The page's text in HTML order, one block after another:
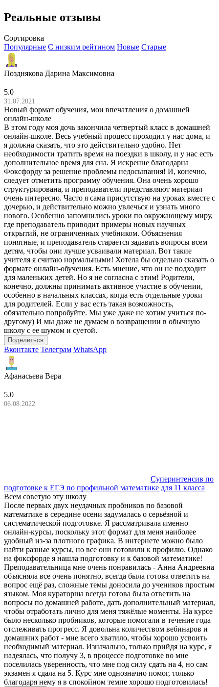
Реальные отзывы
Сортировка
Популярные С низким рейтином Новые Старые
Позднякова Дарина Максимовна
5.0
31.07.2021
Новый формат обучения, мои впечатления о домашней
онлайн-школе
В этом году моя дочь закончила четвертый класс в домашней
онлайн-школе. Весь учебный процесс проходил у нас дома, и
я должна сказать, что это действительно удобно. Нет
необходимости тратить время на поездки в школу, и у нас есть
дополнительное время для сна. Я искренне благодарна
Фоксфорду за решение проблемы недосыпания! И, конечно,
следует отметить программу обучения. Она очень хорошо
структурирована, и преподаватели представляют материал
очень интересно. Часто я сама присутствую на уроках вместе с
дочерью, и действительно можно увлечься и узнать много
нового. Особенно запомнились уроки по окружающему миру,
где преподаватель приводит примеры новых научных
открытий, не ограниченных учебником. Объяснения
понятные, и преподаватель старается задавать вопросы всем
детям, чтобы они лучше усваивали материал. Вот такие
учителя я считаю нормальными! Хотела бы отдельно сказать о
формате онлайн-обучения. Есть мнение, что он не подходит
для маленьких детей. Но я не согласна с этим! Родители,
конечно, должны принимать активное участие в обучении,
особенно в начальных классах, когда есть отдельные уроки
для родителей. Если у вас есть такая возможность,
обязательно попробуйте. Мы уже даже не хотим учиться по-
другому) И мы даже не думаем о возвращении в обычную
школу с ее шумом и суетой.
Поделиться
Вконтакте Телеграм WhatsApp
Афанасьева Вера
5.0
06.08.2022
Суперинтенсив по
подготовке к ЕГЭ по профильной математике для 11 класса
Всем советую эту школу
После первых двух неудачных пробников по базовой
математике в середине осени задумалась о серьёзной и
систематической подготовке. Я рассматривала именно
онлайн-курсы, поскольку этот формат для меня наиболее
удобный из-за плотного графика. В интернете можно было
найти разные курсы, но все они готовили к профилю. Однако
на фоксфорде я нашла подготовку и к базовой математике!
Преподавательница мне очень понравилась - Анна Андреевна
объясняла все очень понятно, всегда была готова ответить на
вопрос ещё раз, сложные темы доносила до учеников простым
языком. Моя кураторша всегда готова была ответить на
вопросы по домашней работе, дать дополнительный материал,
чтобы отработать лично для меня тяжёлые моменты. На курсе
было несколько пробников, которые помогали в течение года
отслеживать прогресс. Я довольна количеством вебинаров и
домашних работ - мне всего хватило, чтобы хорошо усвоить
необходимый материал. Изначально, только прийдя на курс, я
надеялась, что получу 3, в процессе подготовке во мне
поселилась уверенность, что мне под силу сдать на 4, но сам
экзамен я сдала на 5. Курс мне однозначно помог, только
благодаря нему я в спокойном темпе хорошо подготовилась!